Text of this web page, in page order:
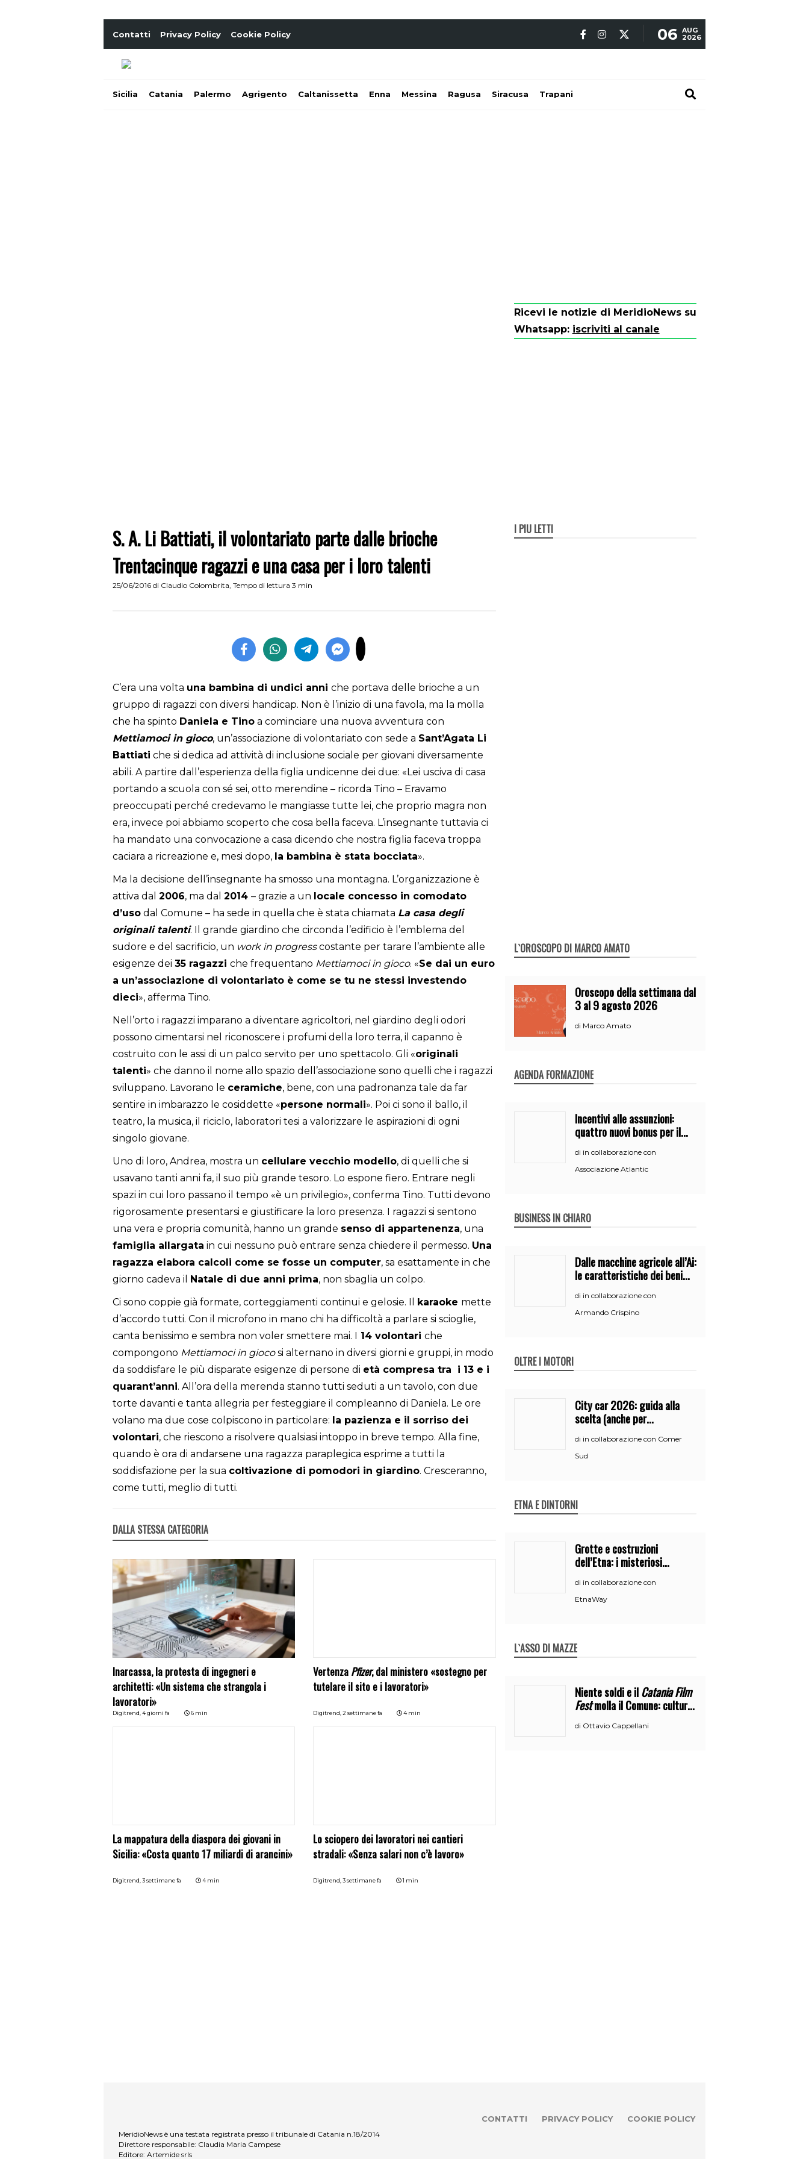
Contatti Privacy Policy Cookie Policy 06 AUG
2026
Sicilia Catania Palermo Agrigento Caltanissetta Enna Messina Ragusa Siracusa Trapani
S. A. Li Battiati, il volontariato parte dalle brioche
Trentacinque ragazzi e una casa per i loro talenti
25/06/2016 di Claudio Colombrita, Tempo di lettura 3 min
C’era una volta una bambina di undici anni che portava delle brioche a un
gruppo di ragazzi con diversi handicap. Non è l’inizio di una favola, ma la molla
che ha spinto Daniela e Tino a cominciare una nuova avventura con
Mettiamoci in gioco, un’associazione di volontariato con sede a Sant’Agata Li
Battiati che si dedica ad attività di inclusione sociale per giovani diversamente
abili. A partire dall’esperienza della figlia undicenne dei due: «Lei usciva di casa
portando a scuola con sé sei, otto merendine – ricorda Tino – Eravamo
preoccupati perché credevamo le mangiasse tutte lei, che proprio magra non
era, invece poi abbiamo scoperto che cosa bella faceva. L’insegnante tuttavia ci
ha mandato una convocazione a casa dicendo che nostra figlia faceva troppa
caciara a ricreazione e, mesi dopo, la bambina è stata bocciata».
Ma la decisione dell’insegnante ha smosso una montagna. L’organizzazione è
attiva dal 2006, ma dal 2014 – grazie a un locale concesso in comodato
d’uso dal Comune – ha sede in quella che è stata chiamata La casa degli
originali talenti. Il grande giardino che circonda l’edificio è l’emblema del
sudore e del sacrificio, un work in progresscostante per tarare l’ambiente alle
esigenze dei 35 ragazzi che frequentano Mettiamoci in gioco. «Se dai un euro
a un’associazione di volontariato è come se tu ne stessi investendo
dieci», afferma Tino.
Nell’orto i ragazzi imparano a diventare agricoltori, nel giardino degli odori
possono cimentarsi nel riconoscere i profumi della loro terra, il capanno è
costruito con le assi di un palco servito per uno spettacolo. Gli «originali
talenti» che danno il nome allo spazio dell’associazione sono quelli che i ragazzi
sviluppano. Lavorano le ceramiche, bene, con una padronanza tale da far
sentire in imbarazzo le cosiddette «persone normali». Poi ci sono il ballo, il
teatro, la musica, il riciclo, laboratori tesi a valorizzare le aspirazioni di ogni
singolo giovane.
Uno di loro, Andrea, mostra un cellulare vecchio modello, di quelli che si
usavano tanti anni fa, il suo più grande tesoro. Lo espone fiero. Entrare negli
spazi in cui loro passano il tempo «è un privilegio», conferma Tino. Tutti devono
rigorosamente presentarsi e giustificare la loro presenza. I ragazzi si sentono
una vera e propria comunità, hanno un grande senso di appartenenza, una
famiglia allargata in cui nessuno può entrare senza chiedere il permesso. Una
ragazza elabora calcoli come se fosse un computer, sa esattamente in che
giorno cadeva il Natale di due anni prima, non sbaglia un colpo.
Ci sono coppie già formate, corteggiamenti continui e gelosie. Il karaoke mette
d’accordo tutti. Con il microfono in mano chi ha difficoltà a parlare si scioglie,
canta benissimo e sembra non voler smettere mai. I 14 volontari che
compongono Mettiamoci in giocosi alternano in diversi giorni e gruppi, in modo
da soddisfare le più disparate esigenze di persone di età compresa tra i 13 e i
quarant’anni. All’ora della merenda stanno tutti seduti a un tavolo, con due
torte davanti e tanta allegria per festeggiare il compleanno di Daniela. Le ore
volano ma due cose colpiscono in particolare: la pazienza e il sorriso dei
volontari, che riescono a risolvere qualsiasi intoppo in breve tempo. Alla fine,
quando è ora di andarsene una ragazza paraplegica esprime a tutti la
soddisfazione per la sua coltivazione di pomodori in giardino. Cresceranno,
come tutti, meglio di tutti.
DALLA STESSA CATEGORIA
Inarcassa, la protesta di ingegneri e
architetti: «Un sistema che strangola i
lavoratori»
Digitrend, 4 giorni fa 6 min
Vertenza Pfizer, dal ministero «sostegno per
tutelare il sito e i lavoratori»
Digitrend,2 settimane fa 4 min
La mappatura della diaspora dei giovani in
Sicilia: «Costa quanto 17 miliardi di arancini»
Digitrend, 3 settimane fa 4 min
Lo sciopero dei lavoratori nei cantieri
stradali: «Senza salari non c’è lavoro»
Digitrend,3 settimane fa 1 min
Ricevi le notizie di MeridioNews su
Whatsapp: iscriviti al canale
I PIÙ LETTI
L`OROSCOPO DI MARCO AMATO
Oroscopo della settimana dal
3 al 9 agosto 2026
di Marco Amato
AGENDA FORMAZIONE
Incentivi alle assunzioni:
quattro nuovi bonus per il
di in collaborazione con
Associazione Atlantic
BUSINESS IN CHIARO
Dalle macchine agricole all’Ai:
le caratteristiche dei beni
all’iperammortamento
di in collaborazione con
Armando Crispino
OLTRE I MOTORI
City car 2026: guida alla
scelta (anche per
neopatentati)
di in collaborazione con Comer
Sud
ETNA E DINTORNI
Grotte e costruzioni
dell’Etna: i misteriosi
di in collaborazione con
EtnaWay
L`ASSO DI MAZZE
Niente soldi e ilCatania Film
Festmolla il Comune: cultura
di Ottavio Cappellani
MeridioNews è una testata registrata presso il tribunale di Catania n.18/2014
Direttore responsabile: Claudia Maria Campese
Editore: Artemide srls
CONTATTI PRIVACY POLICY COOKIE POLICY